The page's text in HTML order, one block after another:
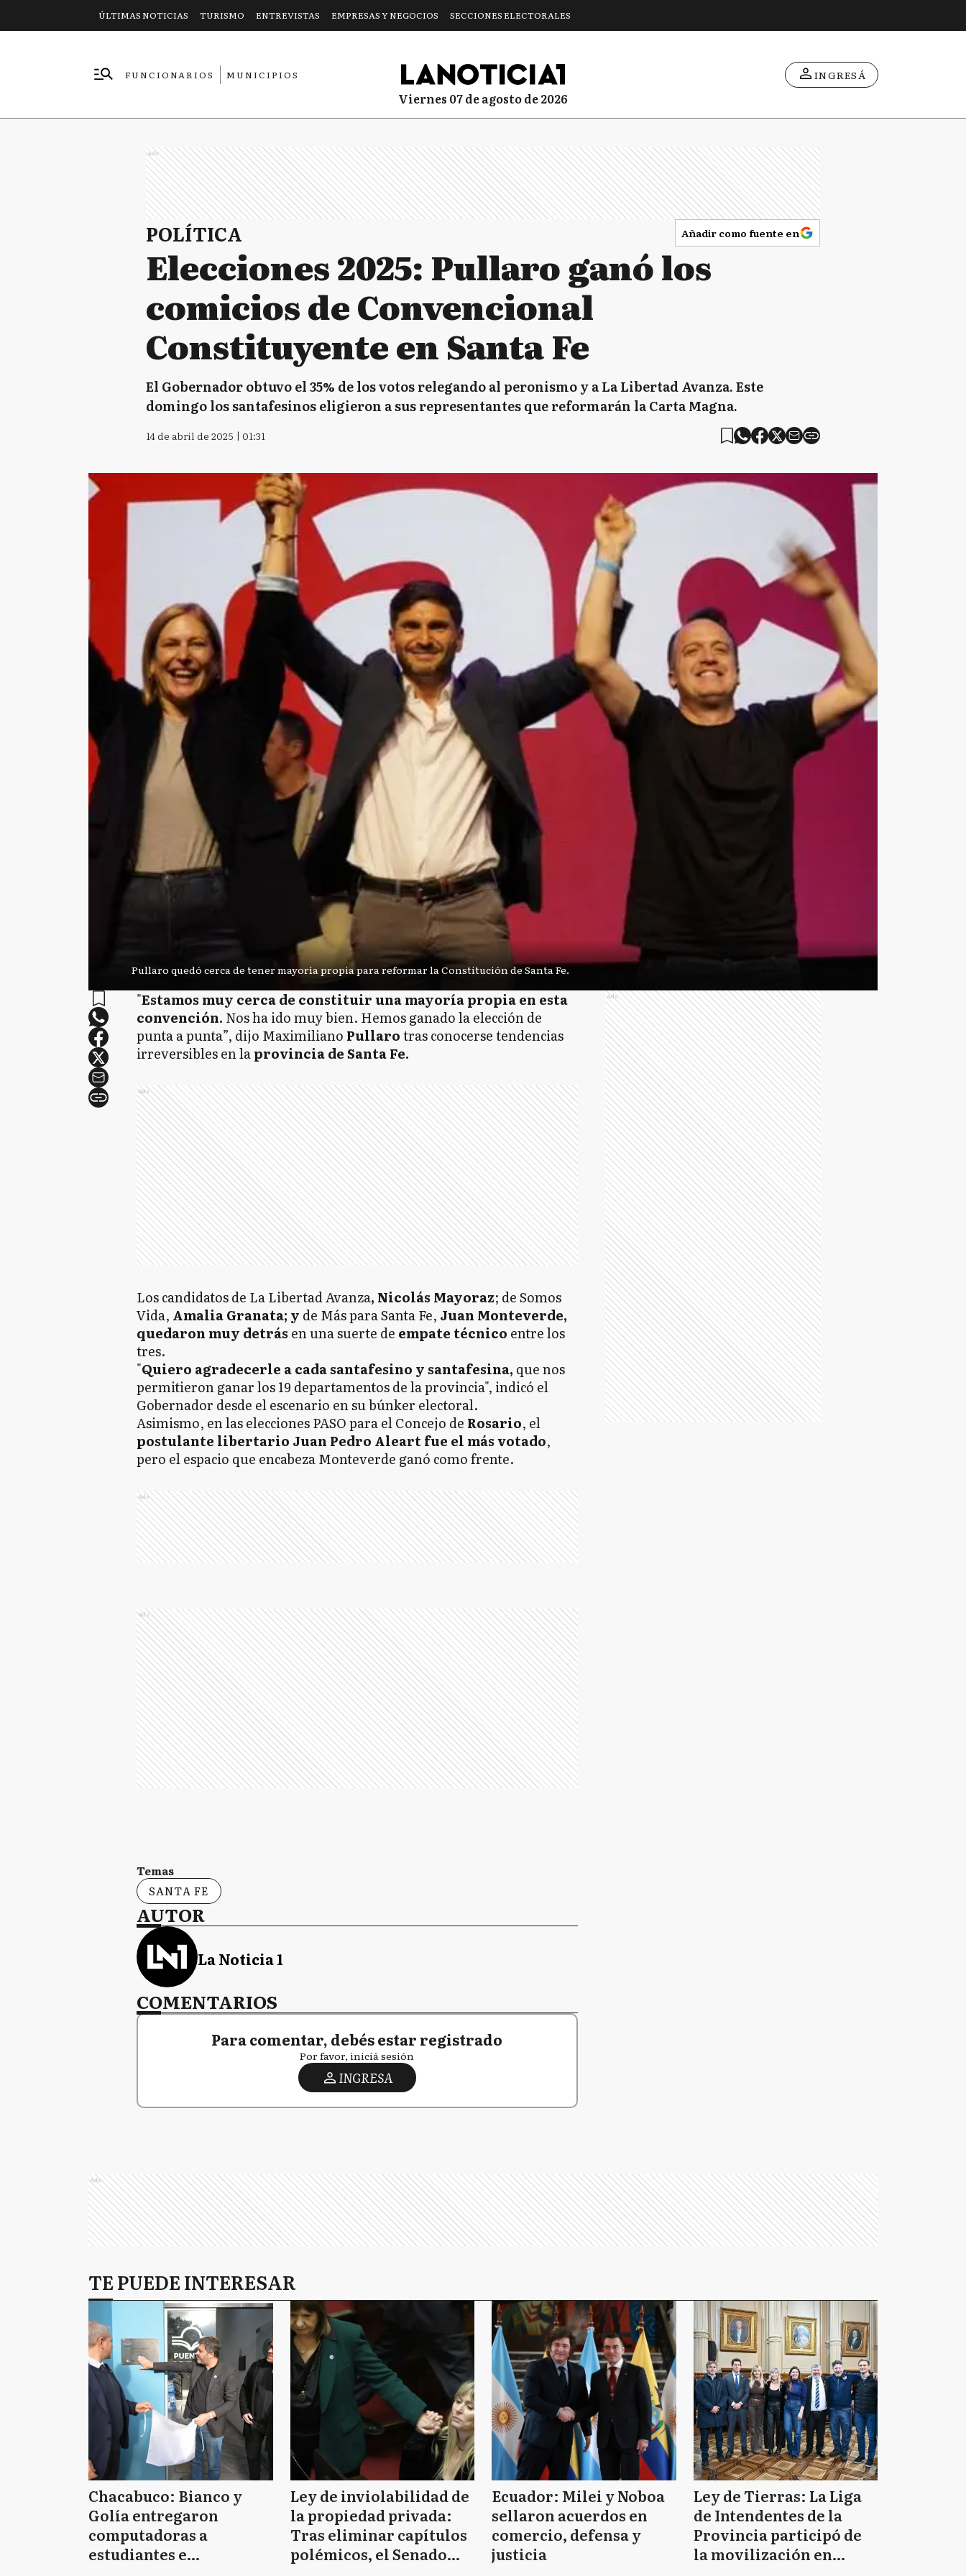
ÚLTIMAS NOTICIAS TURISMO ENTREVISTAS EMPRESAS Y NEGOCIOS SECCIONES ELECTORALES
FUNCIONARIOS
MUNICIPIOS
viernes 07 de agosto de 2026
INGRESÁ
Ads
POLÍTICA Añadir como fuente en
Elecciones 2025: Pullaro ganó los
comicios de Convencional
Constituyente en Santa Fe
El Gobernador obtuvo el 35% de los votos relegando al peronismo y a La Libertad Avanza. Este
domingo los santafesinos eligieron a sus representantes que reformarán la Carta Magna.
14 de abril de 2025 | 01:31
Pullaro quedó cerca de tener mayoría propia para reformar la Constitución de Santa Fe.
"Estamos muy cerca de constituir una mayoría propia en esta
convención. Nos ha ido muy bien. Hemos ganado la elección de
punta a punta”, dijo Maximiliano Pullarotras conocerse tendencias
irreversibles en laprovincia de Santa Fe.
Ads
Los candidatos de La Libertad Avanza, Nicolás Mayoraz; de Somos
Vida, Amalia Granata; y de Más para Santa Fe, Juan Monteverde,
quedaron muy detrás en una suerte de empate técnico entre los
tres.
"Quiero agradecerle a cada santafesino y santafesina, que nos
permitieron ganar los 19 departamentos de la provincia", indicó el
Gobernador desde el escenario en su búnker electoral.
Asimismo, en las elecciones PASO para el Concejo de Rosario, el
postulante libertario Juan Pedro Aleart fue el más votado,
pero el espacio que encabeza Monteverde ganó como frente.
Ads
Ads
Temas
SANTA FE
AUTOR
La Noticia 1
COMENTARIOS
Para comentar, debés estar registrado
Por favor, iniciá sesión
INGRESA
Ads
Ads
TE PUEDE INTERESAR
Chacabuco: Bianco y
Golía entregaron
computadoras a
estudiantes e
Ley de inviolabilidad de
la propiedad privada:
Tras eliminar capítulos
polémicos, el Senado
Ecuador: Milei y Noboa
sellaron acuerdos en
comercio, defensa y
justicia
Ley de Tierras: La Liga
de Intendentes de la
Provincia participó de
la movilización en